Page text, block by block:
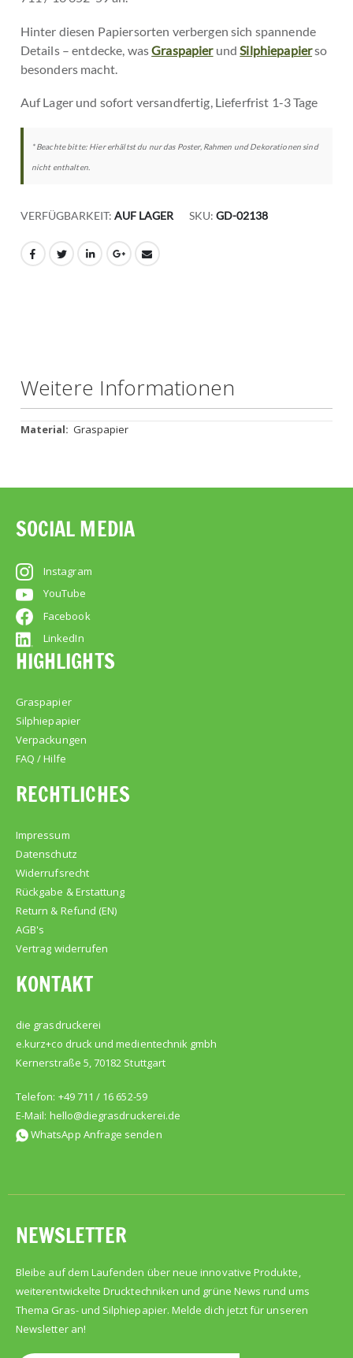
Hinter diesen Papiersorten verbergen sich spannende
Details – entdecke, wasGraspapierund Silphiepapierso
besonders macht.
Auf Lager und sofort versandfertig, Lieferfrist 1-3 Tage
* Beachte bitte: Hier erhältst du nur das Poster, Rahmen und Dekorationen sind
nicht enthalten.
VERFÜGBARKEIT: AUF LAGER SKU GD-02138
Weitere Informationen
Weitere
Graspapier
SOCIAL MEDIA
Instagram
YouTube
Facebook
LinkedIn
HIGHLIGHTS
Graspapier
Silphiepapier
Verpackungen
FAQ / Hilfe
RECHTLICHES
Impressum
Datenschutz
Widerrufsrecht
Rückgabe & Erstattung
Return & Refund (EN)
AGB's
Vertrag widerrufen
KONTAKT
die grasdruckerei
e.kurz+co druck und medientechnik gmbh
Kernerstraße 5, 70182 Stuttgart
Telefon: +49 711 / 16 652-59
E-Mail: hello@diegrasdruckerei.de
WhatsApp Anfrage senden
NEWSLETTER
Bleibe auf dem Laufenden über neue innovative Produkte,
weiterentwickelte Drucktechniken und grüne News rund ums
Thema Gras- und Silphiepapier. Melde dich jetzt für unseren
Newsletter an!